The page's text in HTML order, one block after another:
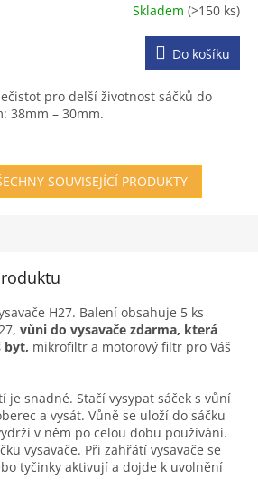
Skladem(>150 ks)
Do košíku
pro delší životnost sáčků do
38mm – 30mm.
SOUVISEJÍCÍ PRODUKTY
H27. Balení obsahuje 5 ks
vůni do vysavače zdarma, která
byt, mikrofiltr a motorový filtr pro Váš
je snadné. Stačí vysypat sáček s vůní
a vysát. Vůně se uloží do sáčku
v něm po celou dobu používání.
vysavače. Při zahřátí vysavače se
tyčinky aktivují a dojde k uvolnění